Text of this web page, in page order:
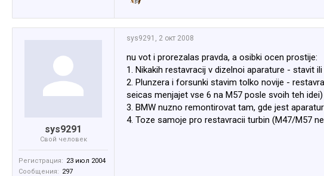
sys9291
Свой человек
Регистрация: 23 июл 2004
Сообщения: 297
sys9291 , 2 окт 2008
nu vot i prorezalas pravda, a osibki ocen prostije:
1. Nikakih restavracij v dizelnoi aparature - stavit
2. Plunzera i forsunki stavim tolko novije -
seicas menjajet vse 6 na M57 posle svoih teh idei)
3. BMW nuzno remontirovat tam, gde jest
4. Toze samoje pro restavracii turbin (M47/M57